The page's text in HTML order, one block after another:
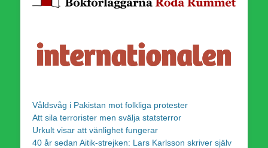
Våldsvåg i Pakistan mot folkliga protester
Att sila terrorister men svälja statsterror
Urkult visar att vänlighet fungerar
40 år sedan Aitik-strejken: Lars Karlsson skriver själv